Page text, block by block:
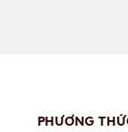
PHƯƠNG